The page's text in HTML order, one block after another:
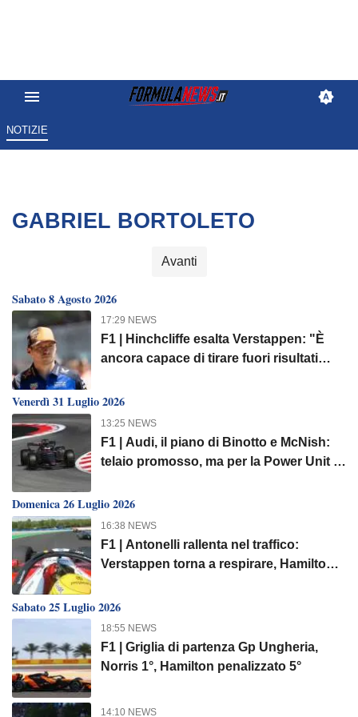
NOTIZIE
GABRIEL BORTOLETO
Avanti
Sabato 8 Agosto 2026
17:29 NEWS
F1 | Hinchcliffe esalta Verstappen: "È
ancora capace di tirare fuori risultati
Venerdì 31 Luglio 2026
13:25 NEWS
F1 | Audi, il piano di Binotto e McNish:
telaio promosso, ma per la Power Unit si
Domenica 26 Luglio 2026
16:38 NEWS
F1 | Antonelli rallenta nel traffico:
Verstappen torna a respirare, Hamilton
Sabato 25 Luglio 2026
18:55 NEWS
F1 | Griglia di partenza Gp Ungheria,
Norris 1°, Hamilton penalizzato 5°
14:10 NEWS